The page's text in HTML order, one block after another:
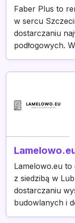
Faber Plus to
w sercu
dostarczaniu
podłogowych.
Lamelowo.eu
z siedzibą w
dostarczaniu
budowlanych i